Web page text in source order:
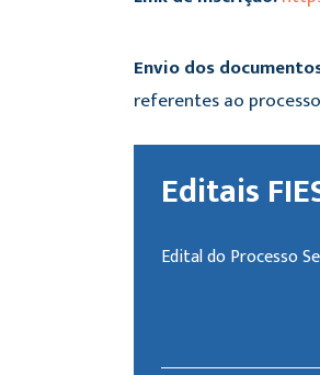
Envio dos
referentes ao
Editais
Edital do Processo